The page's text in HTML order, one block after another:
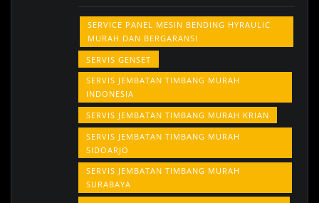
SERVICE PANEL MESIN BENDING HYRAULIC
MURAH DAN BERGARANSI
SERVIS GENSET
SERVIS JEMBATAN TIMBANG MURAH
INDONESIA
SERVIS JEMBATAN TIMBANG MURAH KRIAN
SERVIS JEMBATAN TIMBANG MURAH
SIDOARJO
SERVIS JEMBATAN TIMBANG MURAH
SURABAYA